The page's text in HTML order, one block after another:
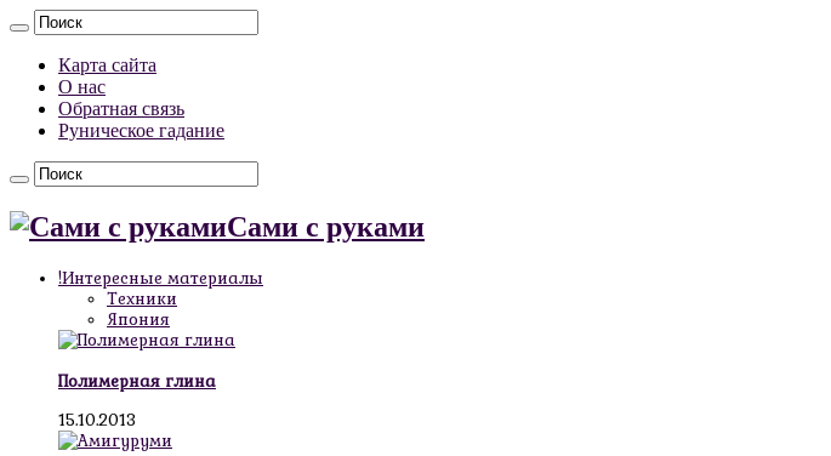
Карта сайта
О нас
Обратная связь
Руническое гадание
Сами с руками
!Интересные материалы
Техники
Япония
Полимерная глина
15.10.2013